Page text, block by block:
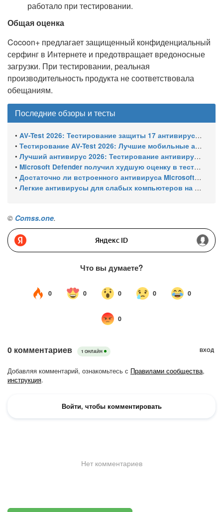
работало при тестировании.
Общая оценка
Cocoon+ предлагает защищенный конфиденциальный
серфинг в Интернете и предотвращает вредоносные
загрузки. При тестировании, реальная
производительность продукта не соответствовала
обещаниям.
Последние обзоры и тесты
• AV-Test 2026: Тестирование защиты 17 антивирусов от программ-вымогателей и инфостилеров
• Тестирование AV-Test 2026: Лучшие мобильные антивирусы для Android
• Лучший антивирус 2026: Тестирование антивирусов для Windows 11 – с настройками по умолчанию
• Microsoft Defender получил худшую оценку в тестировании 16 антивирусов для Windows
• Достаточно ли встроенного антивируса Microsoft Defender для защиты Windows ПК?
• Легкие антивирусы для слабых компьютеров на Windows 11 – тест AV-Comparatives (апрель 2026)
© Comss.one.